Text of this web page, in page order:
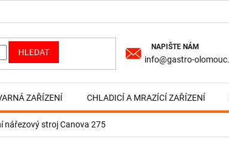
HLEDAT
info@gastro-
ZAŘÍZENÍ CHLADICÍ A MRAZÍCÍ ZAŘÍZENÍ
nářezový stroj Canova 275